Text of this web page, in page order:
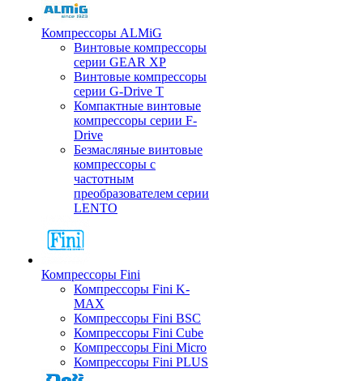
Компрессоры ALMiG
Винтовые компрессоры
серии GEAR XP
Винтовые компрессоры
серии G-Drive T
Компактные винтовые
компрессоры серии F-
Drive
Безмасляные винтовые
компрессоры с
частотным
преобразователем серии
LENTO
Компрессоры Fini
Компрессоры Fini K-
MAX
Компрессоры Fini BSC
Компрессоры Fini Cube
Компрессоры Fini Micro
Компрессоры Fini PLUS